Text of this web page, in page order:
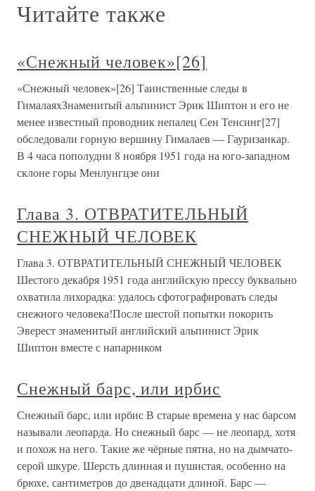
Читайте также
«Снежный человек»[26]
«Снежный человек»[26] Таинственные следы в
ГималаяхЗнаменитый альпинист Эрик Шиптон и его не
менее известный проводник непалец Сен Тенсинг[27]
обследовали горную вершину Гималаев — Гауризанкар.
В 4 часа пополудни 8 ноября 1951 года на юго-западном
склоне горы Менлунгцзе они
Глава 3. ОТВРАТИТЕЛЬНЫЙ
СНЕЖНЫЙ ЧЕЛОВЕК
Глава 3. ОТВРАТИТЕЛЬНЫЙ СНЕЖНЫЙ ЧЕЛОВЕК
Шестого декабря 1951 года английскую прессу буквально
охватила лихорадка: удалось сфотографировать следы
снежного человека!После шестой попытки покорить
Эверест знаменитый английский альпинист Эрик
Шиптон вместе с напарником
Снежный барс, или ирбис
Снежный барс, или ирбис В старые времена у нас барсом
называли леопарда. Но снежный барс — не леопард, хотя
и похож на него. Такие же чёрные пятна, но на дымчато-
серой шкуре. Шерсть длинная и пушистая, особенно на
брюхе, сантиметров до двенадцати длиной. Барс —